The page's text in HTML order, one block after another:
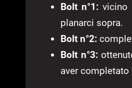
Bolt n°1:vicino
planarci sopra.
Bolt n°2:
Bolt n°3:
aver completato